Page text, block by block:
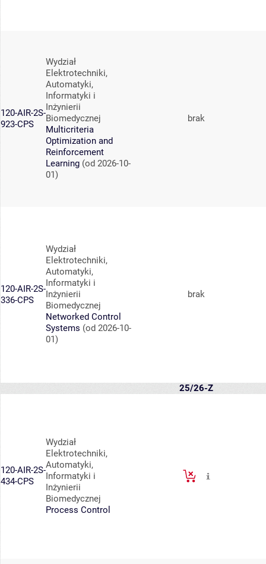
120-AIR-2S-
923-CPS
Wydział
Elektrotechniki,
Automatyki,
Informatyki i
Inżynierii
Biomedycznej
Multicriteria
Optimization and
Reinforcement
Learning (od 2026-10-
01)
brak
120-AIR-2S-
336-CPS
Wydział
Elektrotechniki,
Automatyki,
Informatyki i
Inżynierii
Biomedycznej
Networked Control
Systems (od 2026-10-
01)
brak
25/26-Z
120-AIR-2S-
434-CPS
Wydział
Elektrotechniki,
Automatyki,
Informatyki i
Inżynierii
Biomedycznej
Process Control